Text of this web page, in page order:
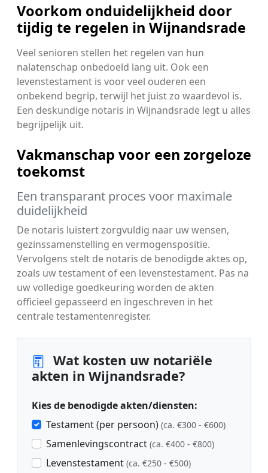
Voorkom onduidelijkheid door
tijdig te regelen in Wijnandsrade
Veel senioren stellen het regelen van hun
nalatenschap onbedoeld lang uit. Ook een
levenstestament is voor veel ouderen een
onbekend begrip, terwijl het juist zo waardevol is.
Een deskundige notaris in Wijnandsrade legt u alles
begrijpelijk uit.
Vakmanschap voor een zorgeloze
toekomst
Een transparant proces voor maximale
duidelijkheid
De notaris luistert zorgvuldig naar uw wensen,
gezinssamenstelling en vermogenspositie.
Vervolgens stelt de notaris de benodigde aktes op,
zoals uw testament of een levenstestament. Pas na
uw volledige goedkeuring worden de akten
officieel gepasseerd en ingeschreven in het
centrale testamentenregister.
Wat kosten uw notariële
akten in Wijnandsrade?
Kies de benodigde akten/diensten:
Testament (per persoon) (ca. €300 - €600)
Samenlevingscontract (ca. €400 - €800)
Levenstestament (ca. €250 - €500)